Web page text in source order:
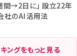
間→2日に」 設立22年
社のAI活用法
ングをもっと見る